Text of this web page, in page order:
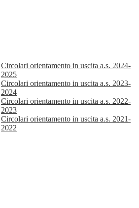
Circolari orientamento in uscita a.s. 2024-
2025
Circolari orientamento in uscita a.s. 2023-
2024
Circolari orientamento in uscita a.s. 2022-
2023
Circolari orientamento in uscita a.s. 2021-
2022